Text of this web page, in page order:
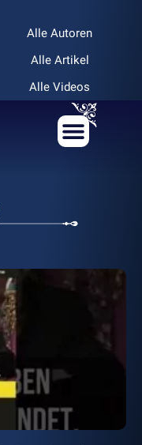
Alle Autoren
Alle Artikel
Alle Videos